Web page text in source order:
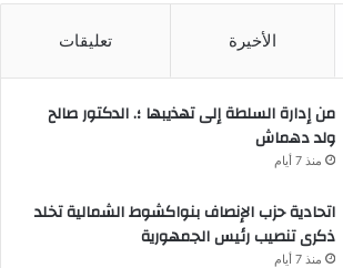
الأخيرة تعليقات
من إدارة السلطة إلى تهذيبها ؛. الدكتور صالح
ولد دهماش
منذ 7 أيام
اتحادية حزب الإنصاف بنواكشوط الشمالية تخلد
ذكرى تنصيب رئيس الجمهورية
منذ 7 أيام